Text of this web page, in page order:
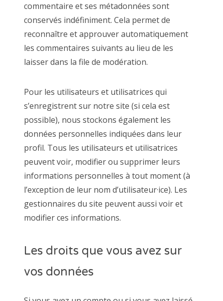
commentaire et ses métadonnées sont
conservés indéfiniment. Cela permet de
reconnaître et approuver automatiquement
les commentaires suivants au lieu de les
laisser dans la file de modération.
Pour les utilisateurs et utilisatrices qui
s’enregistrent sur notre site (si cela est
possible), nous stockons également les
données personnelles indiquées dans leur
profil. Tous les utilisateurs et utilisatrices
peuvent voir, modifier ou supprimer leurs
informations personnelles à tout moment (à
l’exception de leur nom d’utilisateur·ice). Les
gestionnaires du site peuvent aussi voir et
modifier ces informations.
Les droits que vous avez sur
vos données